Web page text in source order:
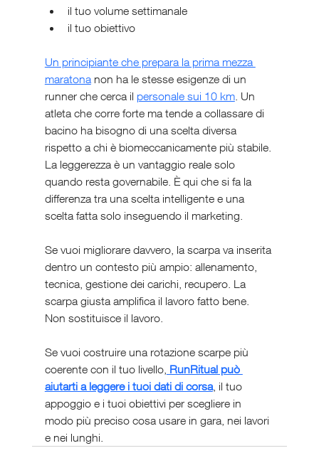
il tuo volume settimanale
il tuo obiettivo
Un principiante che prepara la prima mezza
maratona non ha le stesse esigenze di un
runner che cerca il personale sui 10 km. Un
atleta che corre forte ma tende a collassare di
bacino ha bisogno di una scelta diversa
rispetto a chi è biomeccanicamente più stabile.
La leggerezza è un vantaggio reale solo
quando resta governabile. È qui che si fa la
differenza tra una scelta intelligente e una
scelta fatta solo inseguendo il marketing.
Se vuoi migliorare davvero, la scarpa va inserita
dentro un contesto più ampio: allenamento,
tecnica, gestione dei carichi, recupero. La
scarpa giusta amplifica il lavoro fatto bene.
Non sostituisce il lavoro.
Se vuoi costruire una rotazione scarpe più
coerente con il tuo livello, RunRitual può
aiutarti a leggere i tuoi dati di corsa, il tuo
appoggio e i tuoi obiettivi per scegliere in
modo più preciso cosa usare in gara, nei lavori
e nei lunghi.